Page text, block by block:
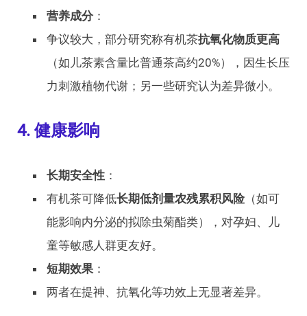
营养成分 ：
争议较大，部分研究称有机茶抗氧化物质更高
（如儿茶素含量比普通茶高约20%），因生长压
力刺激植物代谢；另一些研究认为差异微小。
4. 健康影响
长期安全性 ：
有机茶可降低长期低剂量农残累积风险 （如可
能影响内分泌的拟除虫菊酯类），对孕妇、儿
童等敏感人群更友好。
短期效果 ：
两者在提神、抗氧化等功效上无显著差异。